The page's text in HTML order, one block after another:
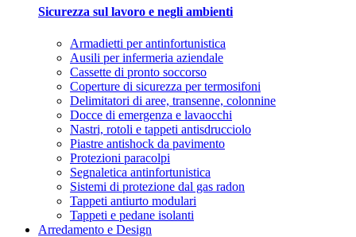
Sicurezza sul lavoro e negli ambienti
Armadietti per antinfortunistica
Ausili per infermeria aziendale
Cassette di pronto soccorso
Coperture di sicurezza per termosifoni
Delimitatori di aree, transenne, colonnine
Docce di emergenza e lavaocchi
Nastri, rotoli e tappeti antisdrucciolo
Piastre antishock da pavimento
Protezioni paracolpi
Segnaletica antinfortunistica
Sistemi di protezione dal gas radon
Tappeti antiurto modulari
Tappeti e pedane isolanti
Arredamento e Design